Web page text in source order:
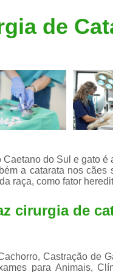
de
do Sul e gato
a catarata nos
raça, como fator
cirurgia de
Castração de
para Animais,